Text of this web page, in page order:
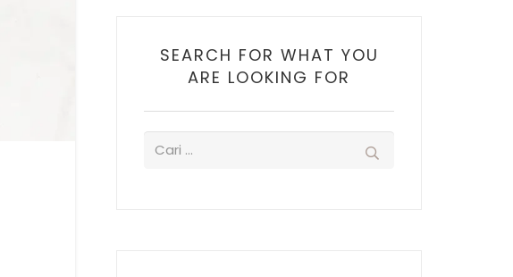
SEARCH FOR WHAT YOU
ARE LOOKING FOR